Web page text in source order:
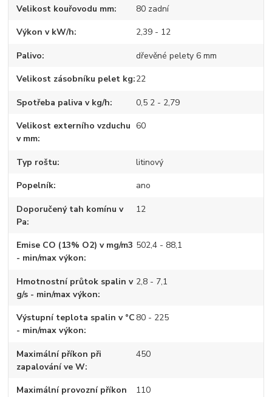
Velikost kouřovodu mm 80 zadní
Výkon v kW/h 2,39 - 12
Palivo dřevěné pelety 6 mm
Velikost zásobníku pelet kg 22
Spotřeba paliva v kg/h 0,5 2 - 2,79
Velikost externího vzduchu
v mm
60
Typ roštu litinový
Popelník ano
Doporučený tah komínu v
Pa
12
Emise CO (13% O2) v mg/m3
- min/max výkon
502,4 - 88,1
Hmotnostní průtok spalin v
g/s - min/max výkon
2,8 - 7,1
Výstupní teplota spalin v °C
- min/max výkon
80 - 225
Maximální příkon při
zapalování ve W
450
Maximální provozní příkon 110